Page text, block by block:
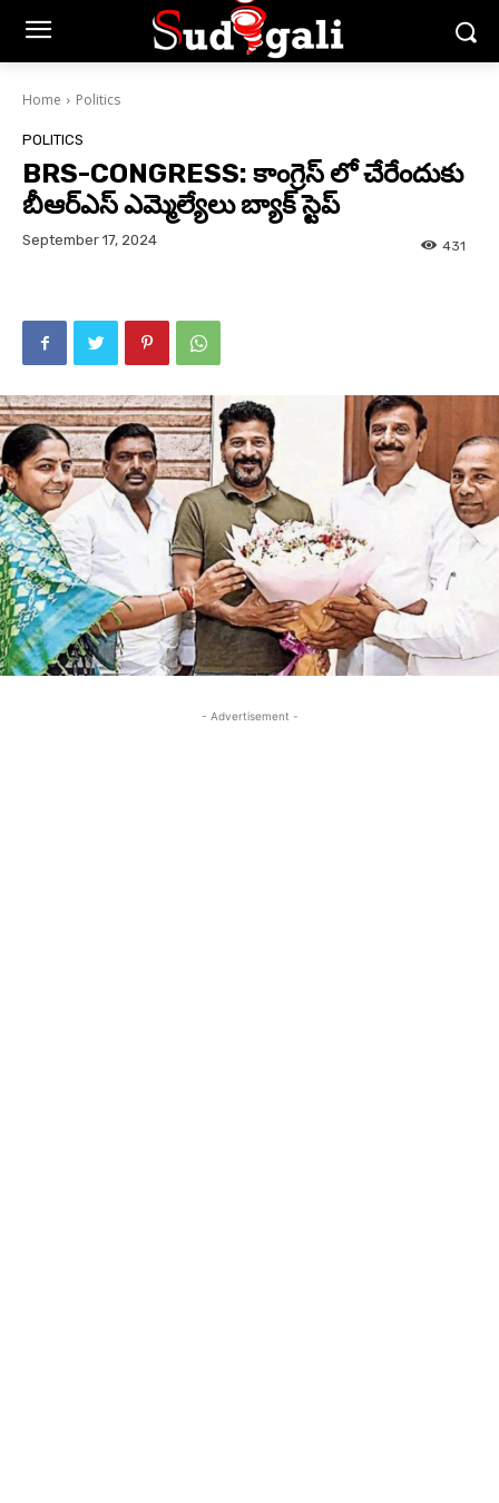
Home Politics
POLITICS
BRS-CONGRESS: కాంగ్రెస్ లో చేరేందుకు
బీఆర్ఎస్ ఎమ్మెల్యేలు బ్యాక్ స్టెప్
September 17, 2024 431
- Advertisement -